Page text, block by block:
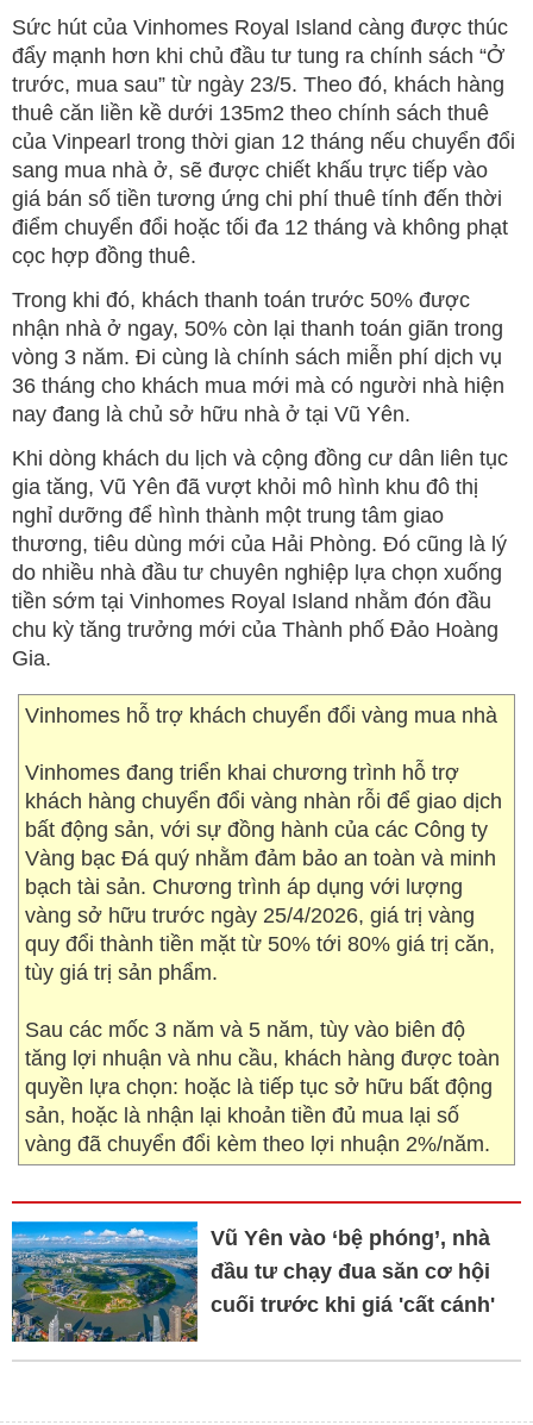
Sức hút của Vinhomes Royal Island càng được thúc
đẩy mạnh hơn khi chủ đầu tư tung ra chính sách “Ở
trước, mua sau” từ ngày 23/5. Theo đó, khách hàng
thuê căn liền kề dưới 135m2 theo chính sách thuê
của Vinpearl trong thời gian 12 tháng nếu chuyển đổi
sang mua nhà ở, sẽ được chiết khấu trực tiếp vào
giá bán số tiền tương ứng chi phí thuê tính đến thời
điểm chuyển đổi hoặc tối đa 12 tháng và không phạt
cọc hợp đồng thuê.
Trong khi đó, khách thanh toán trước 50% được
nhận nhà ở ngay, 50% còn lại thanh toán giãn trong
vòng 3 năm. Đi cùng là chính sách miễn phí dịch vụ
36 tháng cho khách mua mới mà có người nhà hiện
nay đang là chủ sở hữu nhà ở tại Vũ Yên.
Khi dòng khách du lịch và cộng đồng cư dân liên tục
gia tăng, Vũ Yên đã vượt khỏi mô hình khu đô thị
nghỉ dưỡng để hình thành một trung tâm giao
thương, tiêu dùng mới của Hải Phòng. Đó cũng là lý
do nhiều nhà đầu tư chuyên nghiệp lựa chọn xuống
tiền sớm tại Vinhomes Royal Island nhằm đón đầu
chu kỳ tăng trưởng mới của Thành phố Đảo Hoàng
Gia.
Vinhomes hỗ trợ khách chuyển đổi vàng mua nhà
Vinhomes đang triển khai chương trình hỗ trợ
khách hàng chuyển đổi vàng nhàn rỗi để giao dịch
bất động sản, với sự đồng hành của các Công ty
Vàng bạc Đá quý nhằm đảm bảo an toàn và minh
bạch tài sản. Chương trình áp dụng với lượng
vàng sở hữu trước ngày 25/4/2026, giá trị vàng
quy đổi thành tiền mặt từ 50% tới 80% giá trị căn,
tùy giá trị sản phẩm.
Sau các mốc 3 năm và 5 năm, tùy vào biên độ
tăng lợi nhuận và nhu cầu, khách hàng được toàn
quyền lựa chọn: hoặc là tiếp tục sở hữu bất động
sản, hoặc là nhận lại khoản tiền đủ mua lại số
vàng đã chuyển đổi kèm theo lợi nhuận 2%/năm.
Vũ Yên vào ‘bệ phóng’, nhà
đầu tư chạy đua săn cơ hội
cuối trước khi giá 'cất cánh'